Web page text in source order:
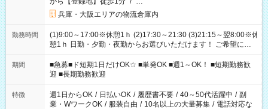
兵庫・大阪エリアの物流倉庫内
勤務時間
(1)9:00～17:00※休憩1ｈ (2)17:30～21:30 (3)21:15～翌8:00※休
憩1ｈ 日勤・夕勤・夜勤からお選びいただけます！ ご希望に合
わせて働けるお仕事です(*^^*) 【その他選べる勤務時間】 8-17
時/9-17時/9-18時/10-18時/11-21時/18-22時/20-翌4時/21-翌5
時/22-翌6時/0-翌8時 ご自身のご都合で選んで頂ける完全自由シ
フト！
期間
■急募■ド短期1日だけOK☆ ■単発OK ■週1～OK！ ■短期勤務歓
迎 ■長期勤務歓迎
特徴 週1日からOK / 日払いOK / 履歴書不要 / 40～50代活躍中 / 副
業・WワークOK / 服装自由 / 10名以上の大量募集 / 電話対応な